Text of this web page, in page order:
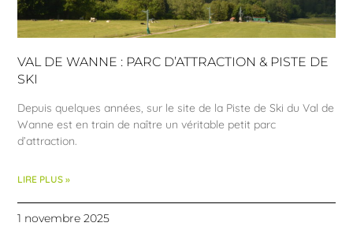
VAL DE WANNE : PARC D’ATTRACTION & PISTE DE
SKI
Depuis quelques années, sur le site de la Piste de Ski du Val de
Wanne est en train de naître un véritable petit parc
d’attraction.
LIRE PLUS »
1 novembre 2025